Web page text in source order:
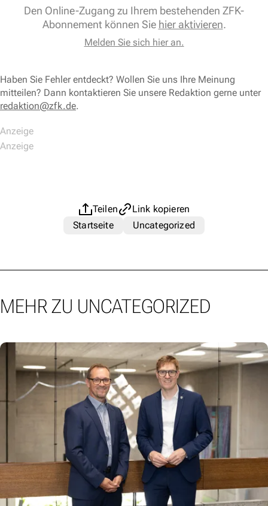
Den Online-Zugang zu Ihrem bestehenden ZFK-
Abonnement können Sie hier aktivieren.
Melden Sie sich hier an.
Haben Sie Fehler entdeckt? Wollen Sie uns Ihre Meinung
mitteilen? Dann kontaktieren Sie unsere Redaktion gerne unter
redaktion@zfk.de.
Teilen
Link kopieren
Startseite
Uncategorized
MEHR ZU UNCATEGORIZED